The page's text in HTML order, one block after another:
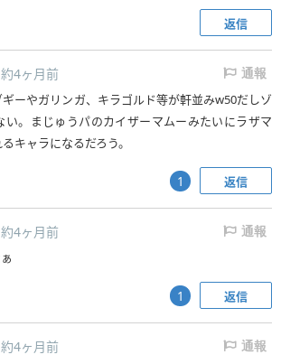
返信
約4ヶ月前 通報
ーやガリンガ、キラゴルド等が軒並みw50だしゾ
い。まじゅうパのカイザーマムーみたいにラザマ
キャラになるだろう。
返信
1
約4ヶ月前 通報
返信
1
約4ヶ月前 通報